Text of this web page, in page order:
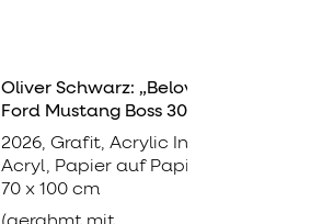
Oliver Schwarz: „Beloved
Ford Mustang Boss 302“
2026, Grafit, Acrylic Ink,
Acryl, Papier auf Papier,
70 x 100 cm